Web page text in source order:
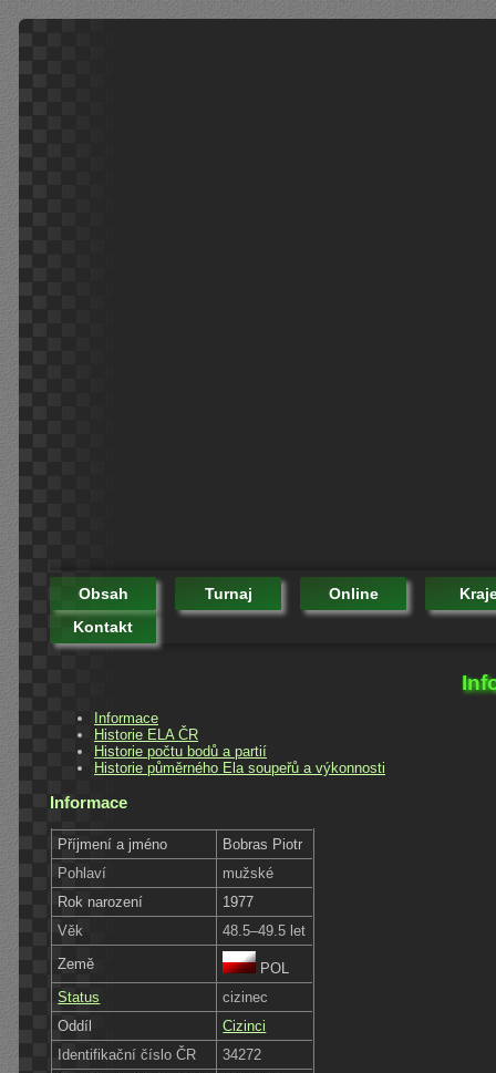
Obsah Turnaj Online
Kontakt
Informace
Historie ELA ČR
Historie počtu bodů a partií
Historie půměrného Ela soupeřů a výkonnosti
Informace
Příjmení a jméno
Bobras Piotr
Pohlaví
mužské
Rok narození
1977
Věk
48.5–49.5 let
Země
POL
Status
cizinec
Oddíl
Cizinci
Identifikační číslo ČR
34272